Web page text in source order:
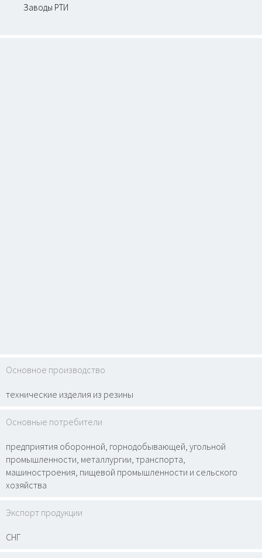
Заводы РТИ
Основное производство
технические изделия из резины
Основные потребители
предприятия оборонной, горнодобывающей, угольной
промышленности, металлургии, транспорта,
машиностроения, пищевой промышленности и сельского
хозяйства
Экспорт продукции
СНГ